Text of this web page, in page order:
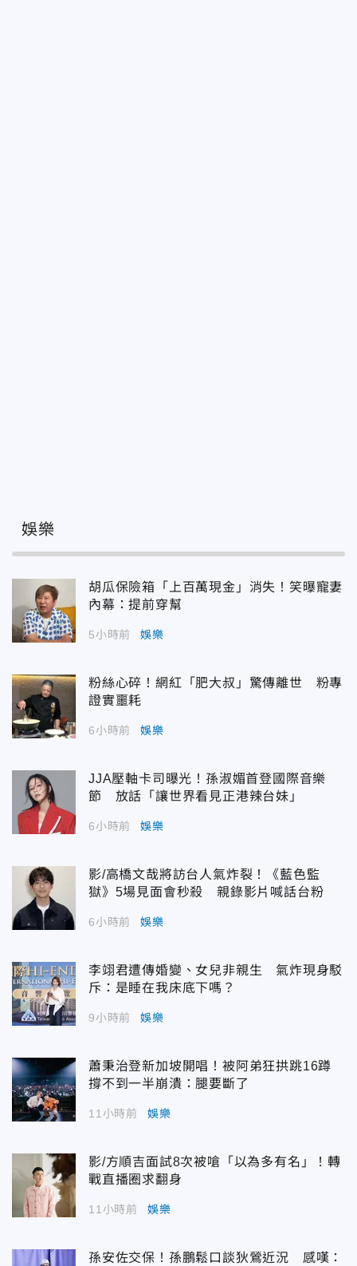
娛樂
胡瓜保險箱「上百萬現金」消失！笑曝寵妻
內幕：提前穿幫
5小時前 娛樂
粉絲心碎！網紅「肥大叔」驚傳離世 粉專
證實噩耗
6小時前 娛樂
JJA壓軸卡司曝光！孫淑媚首登國際音樂
節 放話「讓世界看見正港辣台妹」
6小時前 娛樂
影/高橋文哉將訪台人氣炸裂！《藍色監
獄》5場見面會秒殺 親錄影片喊話台粉
6小時前 娛樂
李翊君遭傳婚變、女兒非親生 氣炸現身駁
斥：是睡在我床底下嗎？
9小時前 娛樂
蕭秉治登新加坡開唱！被阿弟狂拱跳16蹲
撐不到一半崩潰：腿要斷了
11小時前 娛樂
影/方順吉面試8次被嗆「以為多有名」！轉
戰直播圈求翻身
11小時前 娛樂
孫安佐交保！孫鵬鬆口談狄鶯近況 感嘆：